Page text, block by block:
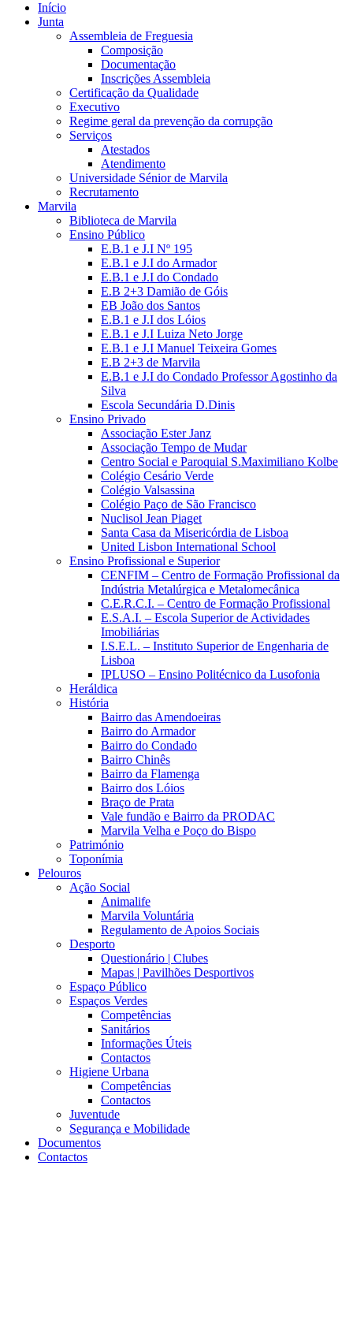
Início
Junta
Assembleia de Freguesia
Composição
Documentação
Inscrições Assembleia
Certificação da Qualidade
Executivo
Regime geral da prevenção da corrupção
Serviços
Atestados
Atendimento
Universidade Sénior de Marvila
Recrutamento
Marvila
Biblioteca de Marvila
Ensino Público
E.B.1 e J.I Nº 195
E.B.1 e J.I do Armador
E.B.1 e J.I do Condado
E.B 2+3 Damião de Góis
EB João dos Santos
E.B.1 e J.I dos Lóios
E.B.1 e J.I Luiza Neto Jorge
E.B.1 e J.I Manuel Teixeira Gomes
E.B 2+3 de Marvila
E.B.1 e J.I do Condado Professor Agostinho da
Silva
Escola Secundária D.Dinis
Ensino Privado
Associação Ester Janz
Associação Tempo de Mudar
Centro Social e Paroquial S.Maximiliano Kolbe
Colégio Cesário Verde
Colégio Valsassina
Colégio Paço de São Francisco
Nuclisol Jean Piaget
Santa Casa da Misericórdia de Lisboa
United Lisbon International School
Ensino Profissional e Superior
CENFIM – Centro de Formação Profissional da
Indústria Metalúrgica e Metalomecânica
C.E.R.C.I. – Centro de Formação Profissional
E.S.A.I. – Escola Superior de Actividades
Imobiliárias
I.S.E.L. – Instituto Superior de Engenharia de
Lisboa
IPLUSO – Ensino Politécnico da Lusofonia
Heráldica
História
Bairro das Amendoeiras
Bairro do Armador
Bairro do Condado
Bairro Chinês
Bairro da Flamenga
Bairro dos Lóios
Braço de Prata
Vale fundão e Bairro da PRODAC
Marvila Velha e Poço do Bispo
Património
Toponímia
Pelouros
Ação Social
Animalife
Marvila Voluntária
Regulamento de Apoios Sociais
Desporto
Questionário | Clubes
Mapas | Pavilhões Desportivos
Espaço Público
Espaços Verdes
Competências
Sanitários
Informações Úteis
Contactos
Higiene Urbana
Competências
Contactos
Juventude
Segurança e Mobilidade
Documentos
Contactos